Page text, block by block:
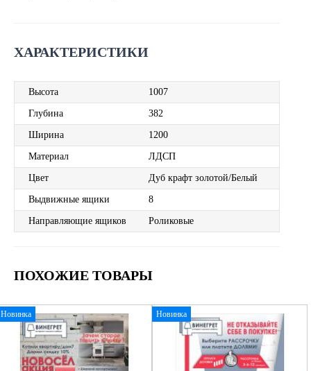
ХАРАКТЕРИСТИКИ
Высота 1007
Глубина 382
Ширина 1200
Материал ЛДСП
Цвет Дуб крафт золотой/Белый
Выдвижные ящики 8
Направляющие ящиков Роликовые
ПОХОЖИЕ ТОВАРЫ
Новинка Новинка